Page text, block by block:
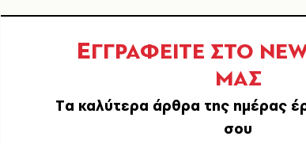
ΕΓΓΡΑΦΕΙΤΕ ΣΤΟ
ΜΑΣ
Tα καλύτερα άρθρα της ημέρας
σου